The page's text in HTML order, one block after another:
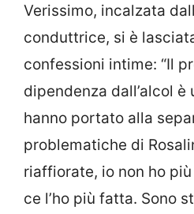
Verissimo, incalzata
conduttrice, si è
confessioni intime: “Il
dipendenza dall’alcol
hanno portato alla
problematiche di
riaffiorate, io non ho
ce l’ho più fatta. Sono